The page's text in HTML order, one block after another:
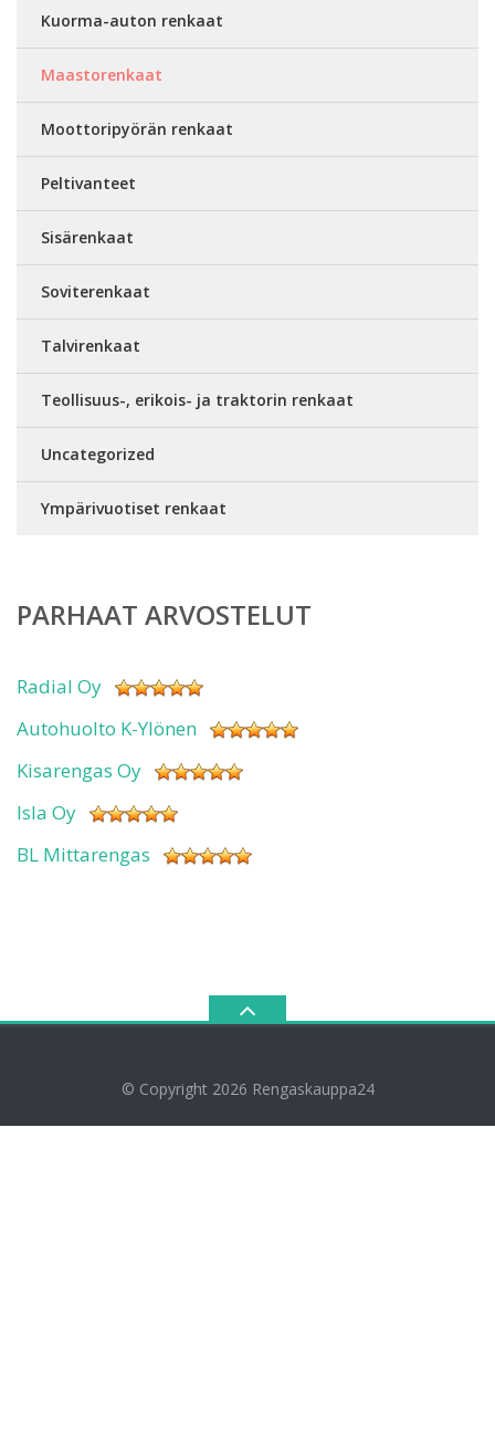
Kuorma-auton renkaat
Maastorenkaat
Moottoripyörän renkaat
Peltivanteet
Sisärenkaat
Soviterenkaat
Talvirenkaat
Teollisuus-, erikois- ja traktorin renkaat
Uncategorized
Ympärivuotiset renkaat
PARHAAT ARVOSTELUT
Radial Oy
Autohuolto K-Ylönen
Kisarengas Oy
Isla Oy
BL Mittarengas
© Copyright 2026 Rengaskauppa24